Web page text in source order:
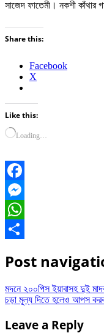
সাজেদ ফাতেমী। নকশী কাঁথার
Share this:
Facebook
X
Like this:
Loading…
Facebook
Messenger
WhatsApp
Post
মদনে ২০০পিস ইয়াবাসহ দুই
চড়া মূল্য দিতে হলেও আপস
Leave a Reply